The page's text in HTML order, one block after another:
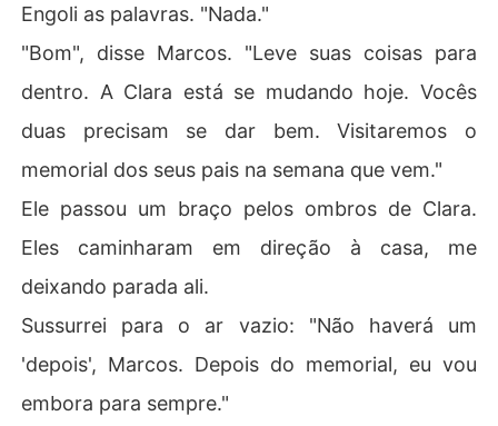
Engoli as palavras. "Nada."
"Bom", disse Marcos. "Leve suas coisas para
dentro. A Clara está se mudando hoje. Vocês
duas precisam se dar bem. Visitaremos o
memorial dos seus pais na semana que vem."
Ele passou um braço pelos ombros de Clara.
Eles caminharam em direção à casa, me
deixando parada ali.
Sussurrei para o ar vazio: "Não haverá um
'depois', Marcos. Depois do memorial, eu vou
embora para sempre."